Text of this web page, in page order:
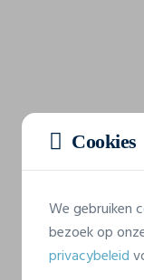
Cookies
We gebruiken
bezoek op
privacybeleid